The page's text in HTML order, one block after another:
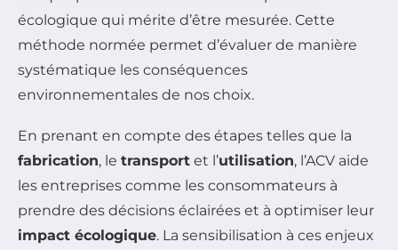
écologique qui mérite d’être mesurée. Cette
méthode normée permet d’évaluer de manière
systématique les conséquences
environnementales de nos choix.
En prenant en compte des étapes telles que la
fabrication, le transport et l’utilisation, l’ACV aide
les entreprises comme les consommateurs à
prendre des décisions éclairées et à optimiser leur
impact écologique. La sensibilisation à ces enjeux